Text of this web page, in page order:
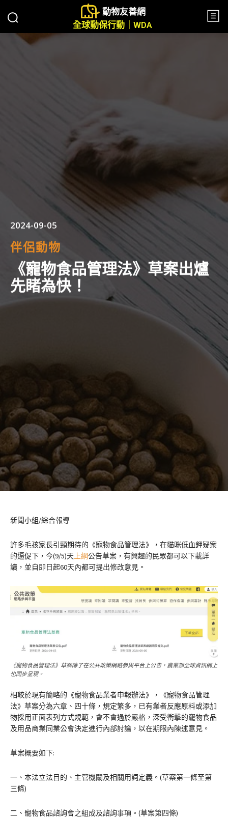
動物友善網
全球動保行動｜WDA
2024-09-05
伴侶動物
《寵物食品管理法》草案出爐
先睹為快！
新聞小組/綜合報導
許多毛孩家長引頸期待的《寵物食品管理法》，在貓咪低血鉀疑案
的逼促下，今(9/5)天 上網公告草案，有興趣的民眾都可以下載詳
讀，並自即日起60天內都可提出修改意見。
《寵物食品管理法》草案除了在公共政策網路參與平台上公告，農業部全球資訊網上
也同步呈現。
相較於現有簡略的《寵物食品業者申報辦法》，《寵物食品管理
法》草案分為六章、四十條，規定繁多，已有業者反應原料或添加
物採用正面表列方式規範，會不會過於嚴格，深受衝擊的寵物食品
及用品商業同業公會決定進行內部討論，以在期限內陳述意見。
草案概要如下:
一、本法立法目的、主管機關及相關用詞定義。(草案第一條至第
三條)
二、寵物食品諮詢會之組成及諮詢事項。(草案第四條)